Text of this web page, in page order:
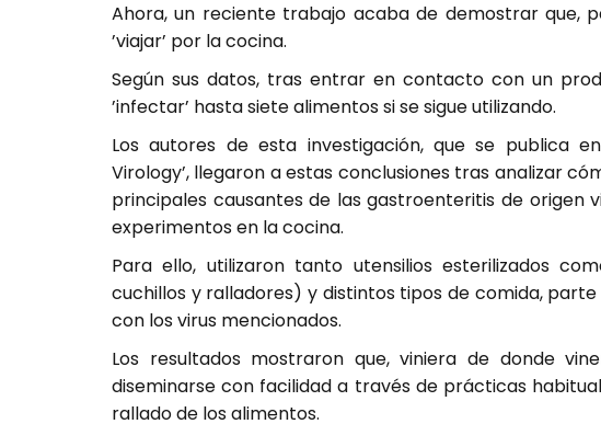
Ahora, un reciente trabajo acaba de demostrar que,
’viajar’ por la cocina.
Según sus datos, tras entrar en contacto con un
’infectar’ hasta siete alimentos si se sigue utilizando.
Los autores de esta investigación, que se publica
Virology’, llegaron a estas conclusiones tras analizar
principales causantes de las gastroenteritis de origen
experimentos en la cocina.
Para ello, utilizaron tanto utensilios esterilizados
cuchillos y ralladores) y distintos tipos de comida,
con los virus mencionados.
Los resultados mostraron que, viniera de donde
diseminarse con facilidad a través de prácticas
rallado de los alimentos.